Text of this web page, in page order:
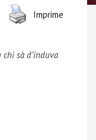
Imprime
sà d’induva